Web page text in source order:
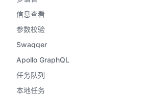
信息查看
参数校验
Swagger
Apollo GraphQL
任务队列
本地任务